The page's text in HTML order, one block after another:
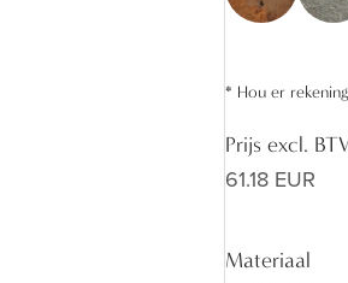
* Hou er
Prijs excl.
61.18 EUR
Materiaal